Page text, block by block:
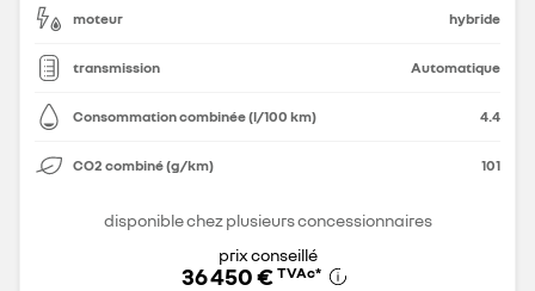
moteur hybride
transmission Automatique
Consommation combinée (l/100 km) 4.4
CO2 combiné (g/km) 101
disponible chez plusieurs concessionnaires
prix conseillé
36 450 € TVAc*